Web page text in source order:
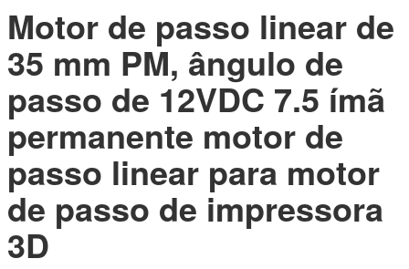
Motor de passo linear de
35 mm PM, ângulo de
passo de 12VDC 7.5 ímã
permanente motor de
passo linear para motor
de passo de impressora
3D